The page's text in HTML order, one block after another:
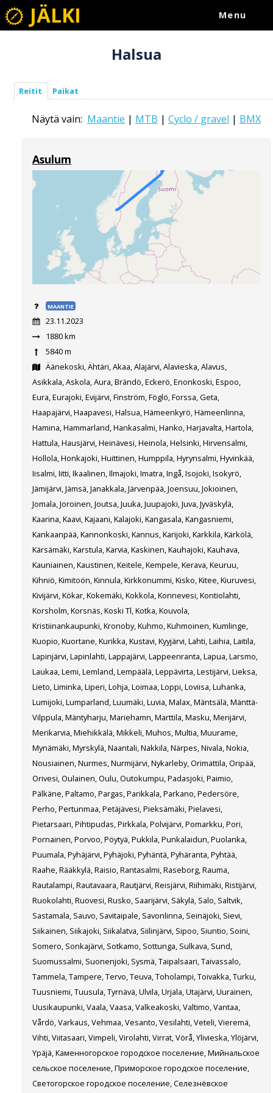
JÄLKI Menu
Halsua
Reitit Paikat
Näytä vain: Maantie | MTB | Cyclo / gravel | BMX
Asulum
MAANTIE
23.11.2023
1880 km
5840 m
Äänekoski, Ähtäri, Akaa, Alajärvi, Alavieska, Alavus,
Asikkala, Askola, Aura, Brändö, Eckerö, Enonkoski, Espoo,
Eura, Eurajoki, Evijärvi, Finström, Föglö, Forssa, Geta,
Haapajärvi, Haapavesi, Halsua, Hämeenkyrö, Hämeenlinna,
Hamina, Hammarland, Hankasalmi, Hanko, Harjavalta, Hartola,
Hattula, Hausjärvi, Heinävesi, Heinola, Helsinki, Hirvensalmi,
Hollola, Honkajoki, Huittinen, Humppila, Hyrynsalmi, Hyvinkää,
Iisalmi, Iitti, Ikaalinen, Ilmajoki, Imatra, Ingå, Isojoki, Isokyrö,
Jämijärvi, Jämsä, Janakkala, Järvenpää, Joensuu, Jokioinen,
Jomala, Joroinen, Joutsa, Juuka, Juupajoki, Juva, Jyväskylä,
Kaarina, Kaavi, Kajaani, Kalajoki, Kangasala, Kangasniemi,
Kankaanpää, Kannonkoski, Kannus, Karijoki, Karkkila, Kärkölä,
Kärsämäki, Karstula, Karvia, Kaskinen, Kauhajoki, Kauhava,
Kauniainen, Kaustinen, Keitele, Kempele, Kerava, Keuruu,
Kihniö, Kimitoön, Kinnula, Kirkkonummi, Kisko, Kitee, Kiuruvesi,
Kivijärvi, Kökar, Kokemäki, Kokkola, Konnevesi, Kontiolahti,
Korsholm, Korsnäs, Koski Tl, Kotka, Kouvola,
Kristiinankaupunki, Kronoby, Kuhmo, Kuhmoinen, Kumlinge,
Kuopio, Kuortane, Kurikka, Kustavi, Kyyjärvi, Lahti, Laihia, Laitila,
Lapinjärvi, Lapinlahti, Lappajärvi, Lappeenranta, Lapua, Larsmo,
Laukaa, Lemi, Lemland, Lempäälä, Leppävirta, Lestijärvi, Lieksa,
Lieto, Liminka, Liperi, Lohja, Loimaa, Loppi, Loviisa, Luhanka,
Lumijoki, Lumparland, Luumäki, Luvia, Malax, Mäntsälä, Mänttä-
Vilppula, Mäntyharju, Mariehamn, Marttila, Masku, Merijärvi,
Merikarvia, Miehikkälä, Mikkeli, Muhos, Multia, Muurame,
Mynämäki, Myrskylä, Naantali, Nakkila, Närpes, Nivala, Nokia,
Nousiainen, Nurmes, Nurmijärvi, Nykarleby, Orimattila, Oripää,
Orivesi, Oulainen, Oulu, Outokumpu, Padasjoki, Paimio,
Pälkäne, Paltamo, Pargas, Parikkala, Parkano, Pedersöre,
Perho, Pertunmaa, Petäjävesi, Pieksämäki, Pielavesi,
Pietarsaari, Pihtipudas, Pirkkala, Polvijärvi, Pomarkku, Pori,
Pornainen, Porvoo, Pöytyä, Pukkila, Punkalaidun, Puolanka,
Puumala, Pyhäjärvi, Pyhäjoki, Pyhäntä, Pyhäranta, Pyhtää,
Raahe, Rääkkylä, Raisio, Rantasalmi, Raseborg, Rauma,
Rautalampi, Rautavaara, Rautjärvi, Reisjärvi, Riihimäki, Ristijärvi,
Ruokolahti, Ruovesi, Rusko, Saarijärvi, Säkylä, Salo, Saltvik,
Sastamala, Sauvo, Savitaipale, Savonlinna, Seinäjoki, Sievi,
Siikainen, Siikajoki, Siikalatva, Siilinjärvi, Sipoo, Siuntio, Soini,
Somero, Sonkajärvi, Sotkamo, Sottunga, Sulkava, Sund,
Suomussalmi, Suonenjoki, Sysmä, Taipalsaari, Taivassalo,
Tammela, Tampere, Tervo, Teuva, Toholampi, Toivakka, Turku,
Tuusniemi, Tuusula, Tyrnävä, Ulvila, Urjala, Utajärvi, Uurainen,
Uusikaupunki, Vaala, Vaasa, Valkeakoski, Valtimo, Vantaa,
Vårdö, Varkaus, Vehmaa, Vesanto, Vesilahti, Veteli, Vieremä,
Vihti, Viitasaari, Vimpeli, Virolahti, Virrat, Vörå, Ylivieska, Ylöjärvi,
Ypäjä, Каменногорское городское поселение, Мийнальское
сельское поселение, Приморское городское поселение,
Светогорское городское поселение, Селезнёвское